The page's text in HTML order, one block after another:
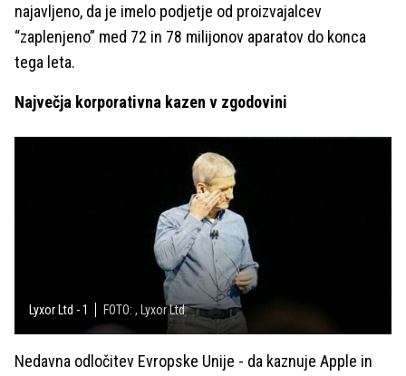
najavljeno, da je imelo podjetje od proizvajalcev
“zaplenjeno” med 72 in 78 milijonov aparatov do konca
tega leta.
Največja korporativna kazen v zgodovini
Lyxor Ltd - 1 FOTO: , Lyxor Ltd
Nedavna odločitev Evropske Unije - da kaznuje Apple in